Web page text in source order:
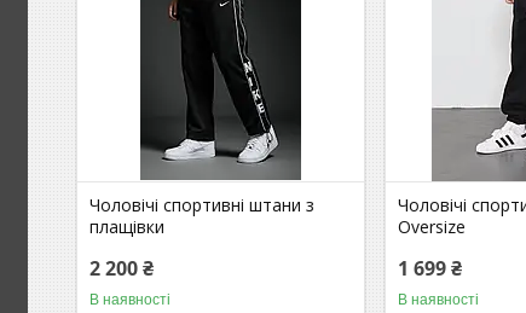
Чоловічі спортивні штани з
плащівки
2 200 ₴
В наявності
Чоловічі
Oversize
1 699 ₴
В наявності